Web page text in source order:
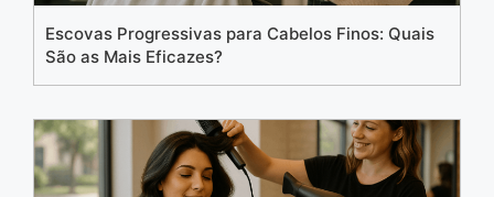
Escovas Progressivas para Cabelos Finos: Quais
São as Mais Eficazes?